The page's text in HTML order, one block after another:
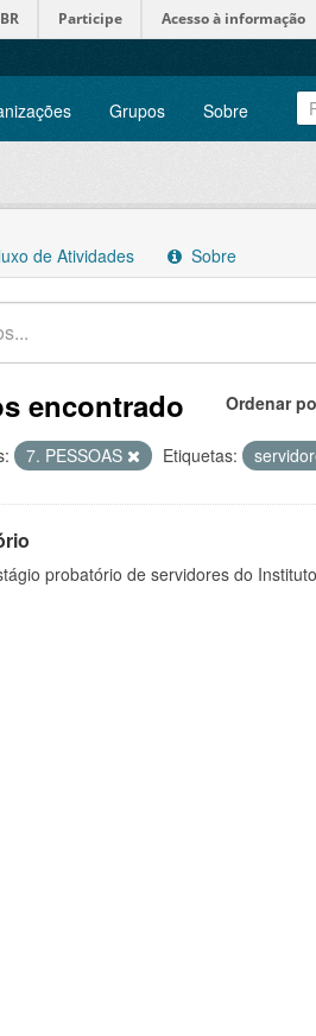
Participe Acesso à informação
Grupos Sobre
de Atividades Sobre
Ordenar
encontrado
7. PESSOAS Etiquetas:
probatório de servidores do